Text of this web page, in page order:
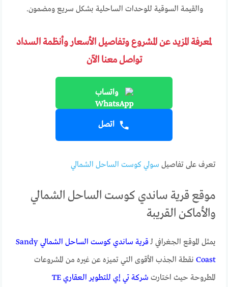
والقيمة السوقية للوحدات الساحلية بشكل سريع ومضمون.
لمعرفة المزيد عن المشروع وتفاصيل الأسعار وأنظمة السداد
تواصل معنا الآن
واتساب
اتصل
تعرف على تفاصيل سولي كوست الساحل الشمالي
موقع قرية ساندي كوست الساحل الشمالي
والأماكن القريبة
يمثل الموقع الجغرافي لـ
قرية ساندي كوست الساحل الشمالي Sandy
Coast نقطة الجذب الأقوى التي تميزه عن غيره من المشروعات
المطروحة حيث اختارت
شركة تي إي للتطوير العقاري TE